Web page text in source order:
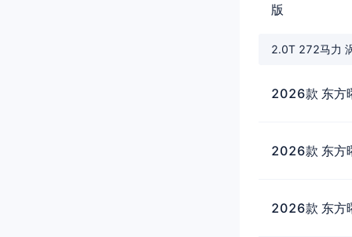
版
2.0T 272马力
2026款 东方
2026款 东方
2026款 东方